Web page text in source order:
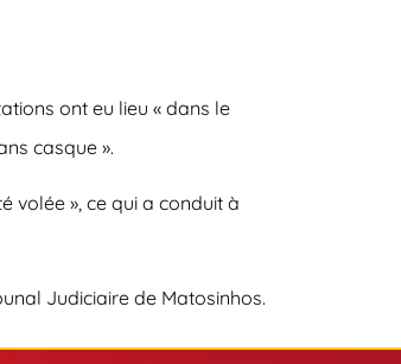
ont eu lieu « dans le
casque ».
volée », ce qui a conduit à
Judiciaire de Matosinhos.